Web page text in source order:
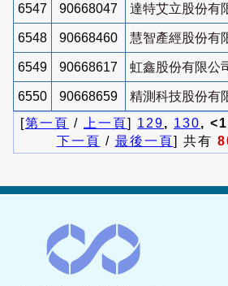
6547 90668047 達特艾立股份有
6548 90668460 慧智產經股份有
6549 90668617 虹鑫股份有限公
6550 90668659
精測科技股份有
[第一頁 / 上一頁] 129, 130,
下一頁 / 最後一頁] 共有